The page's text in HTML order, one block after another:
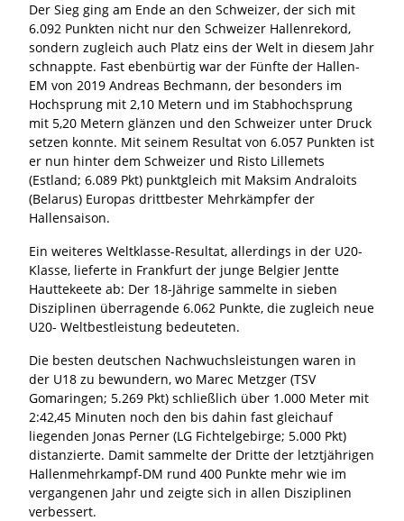
Der Sieg ging am Ende an den Schweizer, der sich mit
6.092 Punkten nicht nur den Schweizer Hallenrekord,
sondern zugleich auch Platz eins der Welt in diesem Jahr
schnappte. Fast ebenbürtig war der Fünfte der Hallen-
EM von 2019 Andreas Bechmann, der besonders im
Hochsprung mit 2,10 Metern und im Stabhochsprung
mit 5,20 Metern glänzen und den Schweizer unter Druck
setzen konnte. Mit seinem Resultat von 6.057 Punkten ist
er nun hinter dem Schweizer und Risto Lillemets
(Estland; 6.089 Pkt) punktgleich mit Maksim Andraloits
(Belarus) Europas drittbester Mehrkämpfer der
Hallensaison.
Ein weiteres Weltklasse-Resultat, allerdings in der U20-
Klasse, lieferte in Frankfurt der junge Belgier Jentte
Hauttekeete ab: Der 18-Jährige sammelte in sieben
Disziplinen überragende 6.062 Punkte, die zugleich neue
U20- Weltbestleistung bedeuteten.
Die besten deutschen Nachwuchsleistungen waren in
der U18 zu bewundern, wo Marec Metzger (TSV
Gomaringen; 5.269 Pkt) schließlich über 1.000 Meter mit
2:42,45 Minuten noch den bis dahin fast gleichauf
liegenden Jonas Perner (LG Fichtelgebirge; 5.000 Pkt)
distanzierte. Damit sammelte der Dritte der letztjährigen
Hallenmehrkampf-DM rund 400 Punkte mehr wie im
vergangenen Jahr und zeigte sich in allen Disziplinen
verbessert.